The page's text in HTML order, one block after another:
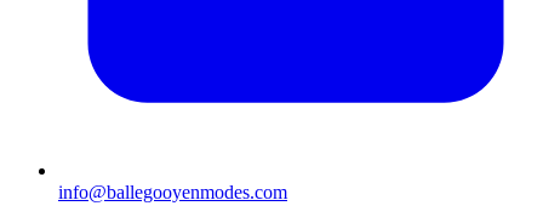
info@ballegooyenmodes.com